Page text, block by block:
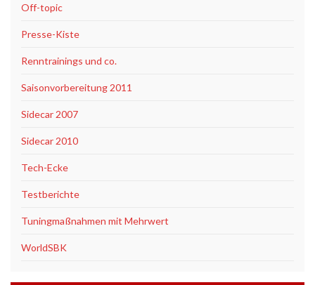
Off-topic
Presse-Kiste
Renntrainings und co.
Saisonvorbereitung 2011
Sidecar 2007
Sidecar 2010
Tech-Ecke
Testberichte
Tuningmaßnahmen mit Mehrwert
WorldSBK